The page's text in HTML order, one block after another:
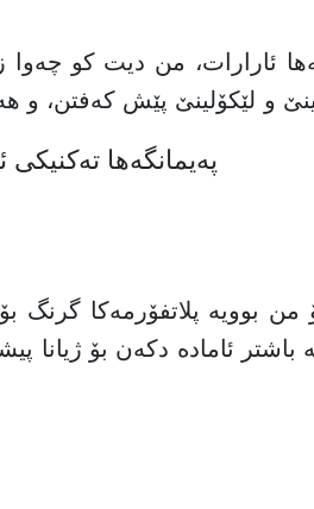
پەیمانگەها تەکنیکی
ئارارات، من دیت کو
و لێکۆلینێ پێش کەفتن،
من بوویە پلاتفۆرمەکا
باشتر ئامادە دکەن بۆ